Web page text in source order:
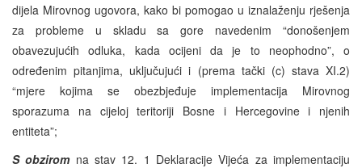
dijela Mirovnog ugovora, kako bi pomogao u iznalaženju rješenja
za probleme u skladu sa gore navedenim “donošenjem
obavezujućih odluka, kada ocijeni da je to neophodno”, o
određenim pitanjima, uključujući i (prema tački (c) stava XI.2)
“mjere kojima se obezbjeđuje implementacija Mirovnog
sporazuma na cijeloj teritoriji Bosne i Hercegovine i njenih
entiteta”;
S obzirom na stav 12. 1 Deklaracije Vijeća za implementaciju